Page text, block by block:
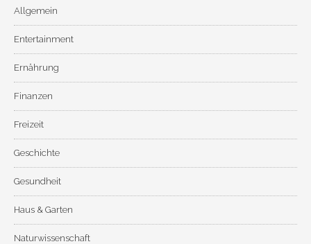
Allgemein
Entertainment
Ernährung
Finanzen
Freizeit
Geschichte
Gesundheit
Haus & Garten
Naturwissenschaft